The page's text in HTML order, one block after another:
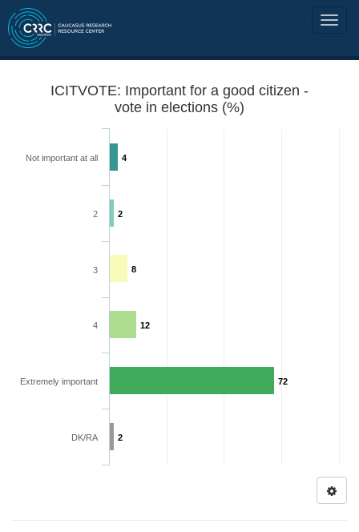
ICITVOTE: Important for a good citizen -
vote in elections (%)
4
2
8
12
72
2
Not important at all
2
3
4
Extremely important
DK/RA